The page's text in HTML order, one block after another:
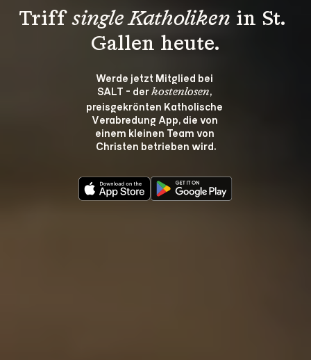
Triff single Katholiken in St.
Gallen heute.
Werde jetzt Mitglied bei
SALT - der kostenlosen,
preisgekrönten Katholische
Verabredung App, die von
einem kleinen Team von
Christen betrieben wird.